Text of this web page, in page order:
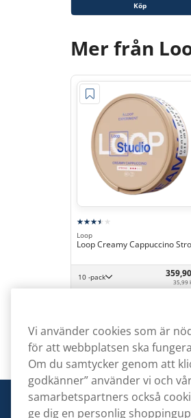
Köp
Mer från
Loop
Loop Creamy Cappuccino
10 -pack 359,90
35,99
Denna tobaksprodukt
Vi använder cookies som är
för att webbplatsen ska
Om du samtycker genom att
godkänner” använder vi och
samarbetspartners också
ge dig en personlig